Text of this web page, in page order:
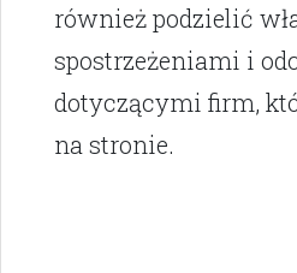
również podzielić
spostrzeżeniami i
dotyczącymi firm,
na stronie.